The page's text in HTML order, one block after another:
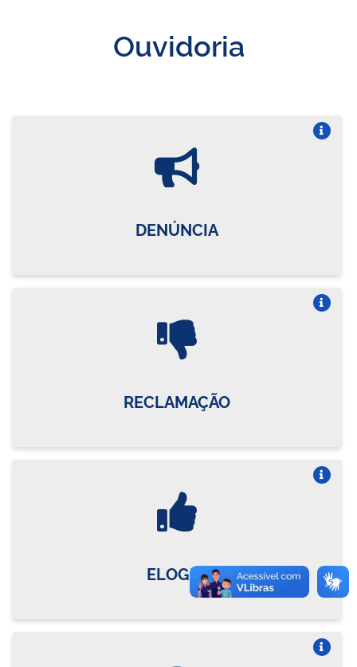
Ouvidoria
DENÚNCIA
RECLAMAÇÃO
ELOGIO